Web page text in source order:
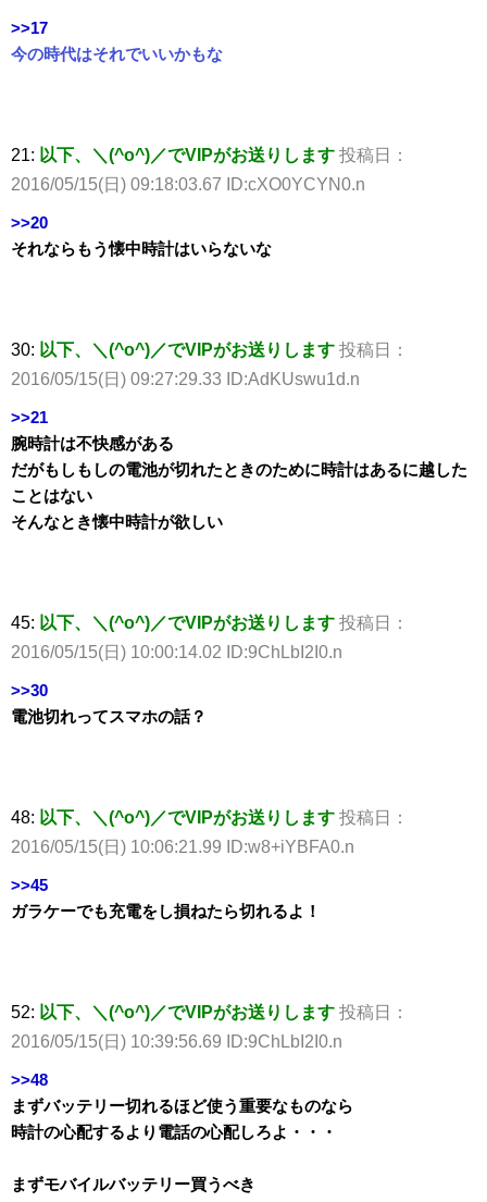
>>17
今の時代はそれでいいかもな
21: 以下、＼(^o^)／でVIPがお送りします 投稿日：
2016/05/15(日) 09:18:03.67 ID:cXO0YCYN0.n
>>20
それならもう懐中時計はいらないな
30: 以下、＼(^o^)／でVIPがお送りします 投稿日：
2016/05/15(日) 09:27:29.33 ID:AdKUswu1d.n
>>21
腕時計は不快感がある
だがもしもしの電池が切れたときのために時計はあるに越した
ことはない
そんなとき懐中時計が欲しい
45: 以下、＼(^o^)／でVIPがお送りします 投稿日：
2016/05/15(日) 10:00:14.02 ID:9ChLbI2I0.n
>>30
電池切れってスマホの話？
48: 以下、＼(^o^)／でVIPがお送りします 投稿日：
2016/05/15(日) 10:06:21.99 ID:w8+iYBFA0.n
>>45
ガラケーでも充電をし損ねたら切れるよ！
52: 以下、＼(^o^)／でVIPがお送りします 投稿日：
2016/05/15(日) 10:39:56.69 ID:9ChLbI2I0.n
>>48
まずバッテリー切れるほど使う重要なものなら
時計の心配するより電話の心配しろよ・・・
まずモバイルバッテリー買うべき